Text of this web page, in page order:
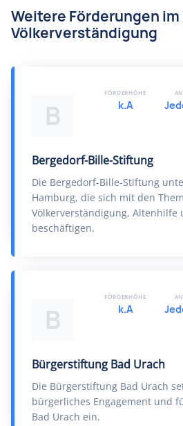
Weitere Förderungen im
Völkerverständigung
B
Bergedorf-Bille-Stiftung
Die Bergedorf-Bille-Stiftung
Hamburg, die sich mit den
Völkerverständigung, Altenhilfe
beschäftigen.
FÖRDERHÖHE
k.A
B
Bürgerstiftung Bad Urach
Die Bürgerstiftung Bad Urach
bürgerliches Engagement und
Bad Urach ein.
FÖRDERHÖHE
k.A